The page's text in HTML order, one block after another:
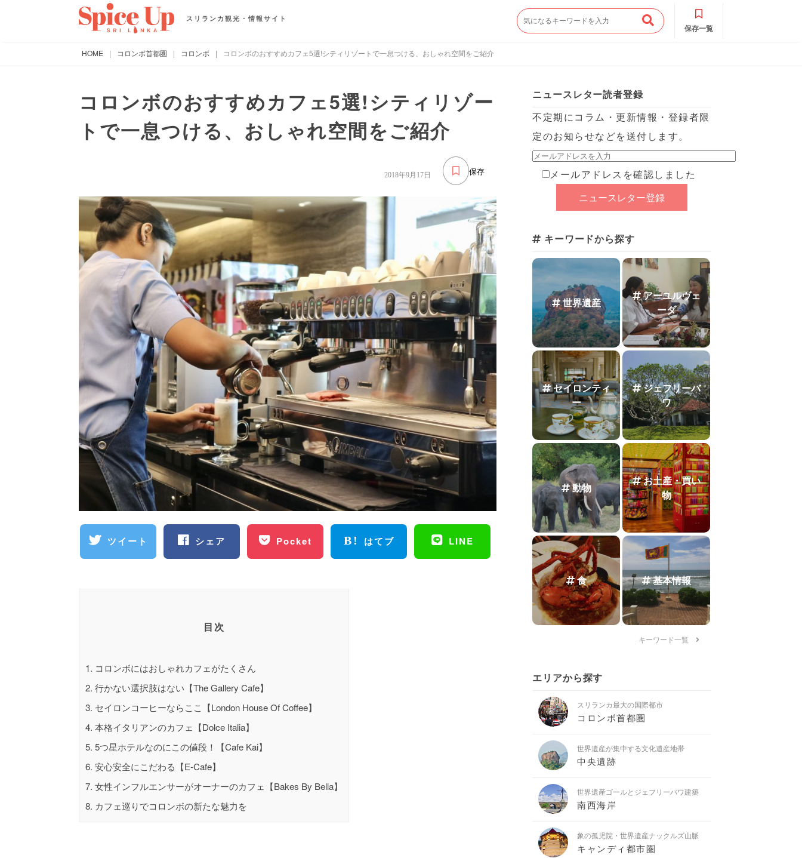
スリランカ観光・情報サイト
保存一覧
HOME | コロンボ首都圏 | コロンボ | コロンボのおすすめカフェ5選!シティリゾートで一息つける、おしゃれ空間をご紹介
コロンボのおすすめカフェ5選!シティリゾー
トで一息つける、おしゃれ空間をご紹介
保存
2018年9月17日
ツイート シェア Pocket はてブ LINE
目次
1. コロンボにはおしゃれカフェがたくさん
2. 行かない選択肢はない【The Gallery Cafe】
3. セイロンコーヒーならここ【London House Of Coffee】
4. 本格イタリアンのカフェ【Dolce Italia】
5. 5つ星ホテルなのにこの値段！【Cafe Kai】
6. 安心安全にこだわる【E-Cafe】
7. 女性インフルエンサーがオーナーのカフェ【Bakes By Bella】
8. カフェ巡りでコロンボの新たな魅力を
ニュースレター読者登録
不定期にコラム・更新情報・登録者限
定のお知らせなどを送付します。
メールアドレスを確認しました
キーワードから探す
世界遺産
アーユルヴェ
ーダ
セイロンティ
ー
ジェフリーバ
ワ
動物
お土産・買い
物
食 基本情報
キーワード一覧
エリアから探す
スリランカ最大の国際都市
コロンボ首都圏
世界遺産が集中する文化遺産地帯
中央遺跡
世界遺産ゴールとジェフリーバワ建築
南西海岸
象の孤児院・世界遺産ナックルズ山脈
キャンディ都市圏